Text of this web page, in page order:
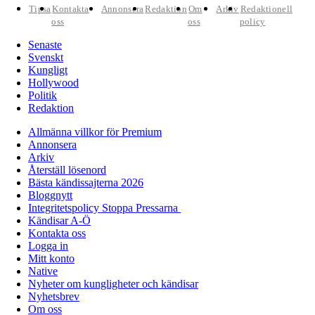
TipsaKontakta
oss
AnnonseraRedaktion Om
oss
Arkiv Redaktionell
policy
Senaste
Svenskt
Kungligt
Hollywood
Politik
Redaktion
Allmänna villkor för Premium
Annonsera
Arkiv
Återställ lösenord
Bästa kändissajterna 2026
Bloggnytt
Integritetspolicy Stoppa Pressarna
Kändisar A-Ö
Kontakta oss
Logga in
Mitt konto
Native
Nyheter om kungligheter och kändisar
Nyhetsbrev
Om oss